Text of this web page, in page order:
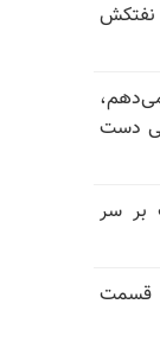
نفتکش
دست
بر سر
قسمت